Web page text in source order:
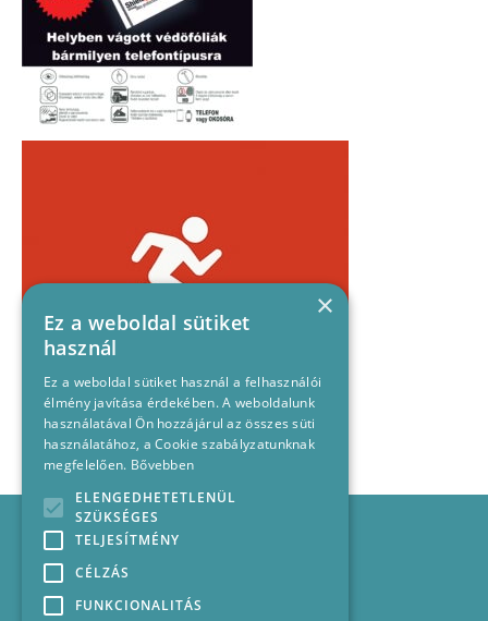
×
Ez a weboldal sütiket
használ
Ez a weboldal sütiket használ a felhasználói
élmény javítása érdekében. A weboldalunk
használatával Ön hozzájárul az összes süti
használatához, a Cookie szabályzatunknak
megfelelően. Bővebben
ELENGEDHETETLENÜL
SZÜKSÉGES
TELJESÍTMÉNY
CÉLZÁS
FUNKCIONALITÁS